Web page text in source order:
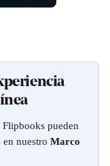
Flipbooks pueden
en nuestro Marco